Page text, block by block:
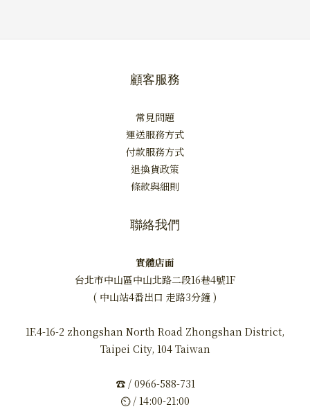
顧客服務
常見問題
運送服務方式
付款服務方式
退換貨政策
條款與細則
聯絡我們
實體店面
台北市中山區中山北路二段16巷4號1F
( 中山站4番出口 走路3分鐘 )
1F.4-16-2 zhongshan North Road Zhongshan District,
Taipei City, 104 Taiwan
☎ / 0966-588-731
⏲ / 14:00-21:00